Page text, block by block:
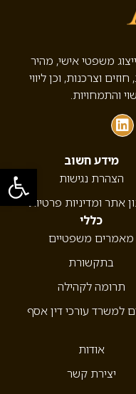
פתח
משפטי אישי, מהיר
וצרכנות, וכן ליווי
והתמחויות.
מידע חשוב
הצהרת נגישות
אתר ומדיניות פרטיות
כללי
מאמרים משפטיים
בתקשורת
תרומה לקהילה
למשרד עורכי דין אסף
אודות
יצירת קשר